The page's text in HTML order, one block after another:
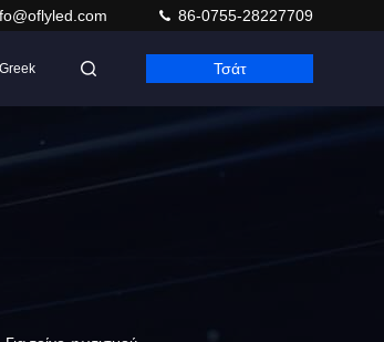
86-0755-28227709
Greek Τσάτ